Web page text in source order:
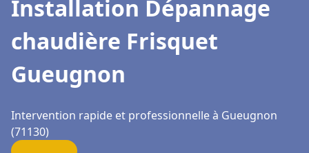
Installation Dépannage
chaudière Frisquet
Gueugnon
Intervention rapide et professionnelle à Gueugnon
(71130)